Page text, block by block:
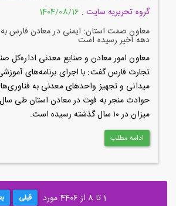
گروه تحریریه سایت.
1404/08/16
معاون صمت استان: ایمنی در معادن فارس به
دهه اخیر رسیده است
معاون امور معادن و صنایع معدنی اداره‌کل
تجارت فارس گفت: با اجرای برنامه‌های
میدانی و تجهیز واحدهای معدنی به فناوری‌های
میزان در ۱۰ سال گذشته رسیده است.
ادامه مطلب
قبلی